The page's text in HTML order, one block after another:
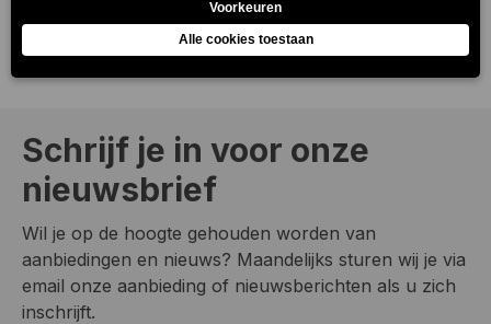
Schrijf je in voor onze
nieuwsbrief
Wil je op de hoogte gehouden worden van
aanbiedingen en nieuws? Maandelijks sturen wij je via
email onze aanbieding of nieuwsberichten als u zich
inschrijft.